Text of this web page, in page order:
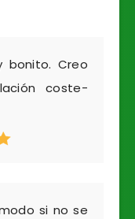
bonito. Creo
coste-
si no se